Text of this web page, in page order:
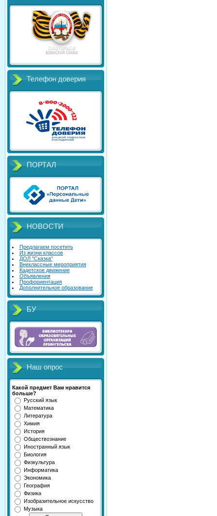
Телефон доверия
ПОРТАЛ
НОВОСТИ
Предлагаем посетить
Из жизни классов
ДОЛ "Сказка"
Внеклассные мероприятия
Кадетское движение
Объявления
Профориентация
Дополнительное образование
БУ
Наш опрос
Какой предмет Вам нравится
больше?
Русский язык
Математика
Литература
Химия
История
Обществознание
Иностранный язык
Биология
Физкультура
Информатика
Экономика
География
Физика
Изобразительное искусство
Музыка